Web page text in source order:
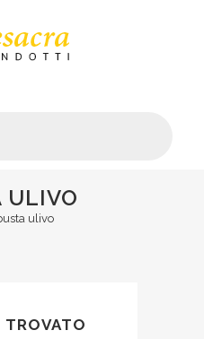
ULIVO
ulivo